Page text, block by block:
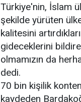
Türkiye'nin, İslam
şekilde yürüten
kalitesini
gideceklerini
olmamızın da
dedi.
70 bin kişilik
kaydeden